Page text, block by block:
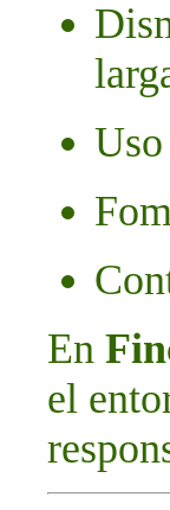
En
el